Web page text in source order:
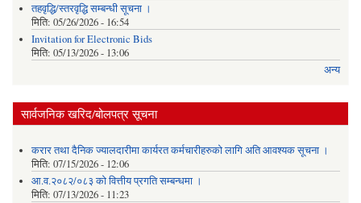
तहवृद्धि/स्तरवृद्धि सम्बन्धी सूचना ।
मिति: 05/26/2026 - 16:54
Invitation for Electronic Bids
मिति: 05/13/2026 - 13:06
अन्य
सार्वजनिक खरिद/बोलपत्र सूचना
करार तथा दैनिक ज्यालदारीमा कार्यरत कर्मचारीहरुको लागि अति आवश्यक सूचना ।
मिति: 07/15/2026 - 12:06
आ.व.२०८२/०८३ को वित्तीय प्रगति सम्बन्धमा ।
मिति: 07/13/2026 - 11:23